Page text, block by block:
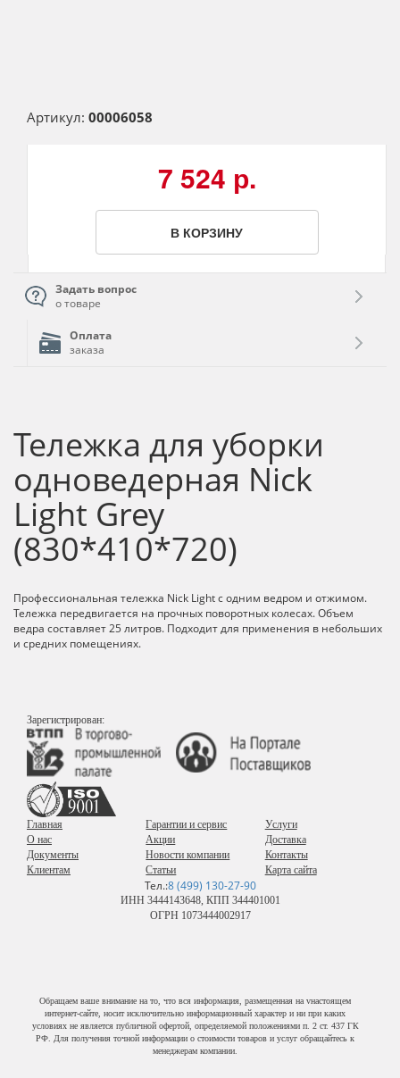
Артикул: 00006058
7 524 р.
В КОРЗИНУ
Задать вопрос
о товаре
Оплата
заказа
Тележка для уборки
одноведерная Nick
Light Grey
(830*410*720)
Профессиональная тележка Nick Light с одним ведром и отжимом.
Тележка передвигается на прочных поворотных колесах. Объем
ведра составляет 25 литров. Подходит для применения в небольших
и средних помещениях.
Зарегистрирован:
Главная
О нас
Документы
Клиентам
Гарантии и сервис
Акции
Новости компании
Статьи
Услуги
Доставка
Контакты
Карта сайта
Тел.:8 (499) 130-27-90
ИНН 3444143648, КПП 344401001
ОГРН 1073444002917
Обращаем ваше внимание на то, что вся информация, размещенная на vнастоящем
интернет-сайте, носит исключительно информационный характер и ни при каких
условиях не является публичной офертой, определяемой положениями п. 2 ст. 437 ГК
РФ. Для получения точной информации о стоимости товаров и услуг обращайтесь к
менеджерам компании.